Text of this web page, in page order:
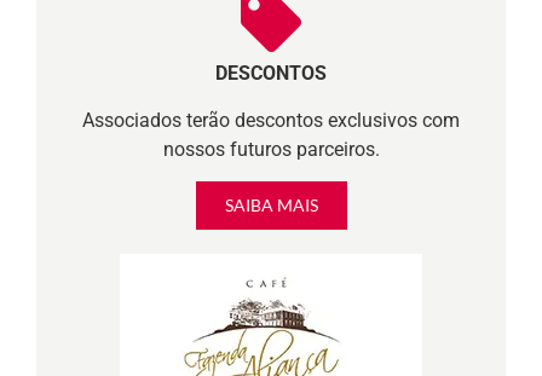
DESCONTOS
Associados terão descontos exclusivos com
nossos futuros parceiros.
SAIBA MAIS